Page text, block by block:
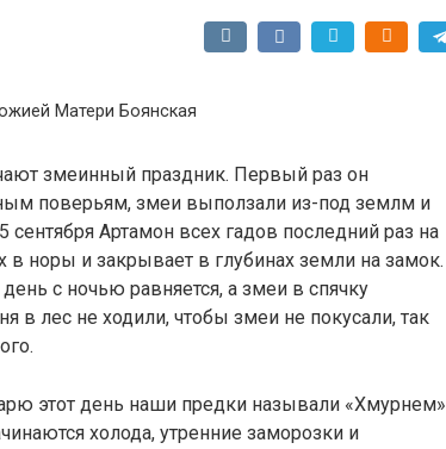
Матери Боянская
змеинный праздник. Первый раз он
поверьям, змеи выползали из-под землм и
Артамон всех гадов последний раз на
норы и закрывает в глубинах земли на замок.
с ночью равняется, а змеи в спячку
в лес не ходили, чтобы змеи не покусали, так
этот день наши предки называли «Хмурнем»
холода, утренние заморозки и